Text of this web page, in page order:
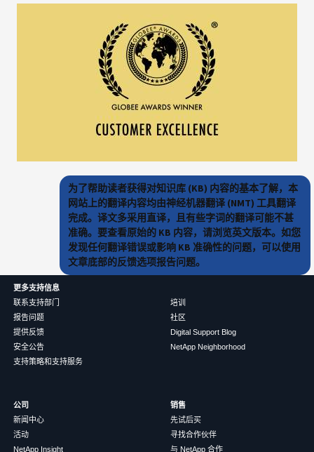
为了帮助读者获得对知识库 (KB) 内容的基本了解，本
网站上的翻译内容均由神经机器翻译 (NMT) 工具翻译
完成。译文多采用直译，且有些字词的翻译可能不甚
准确。要查看原始的 KB 内容，请浏览英文版本。如您
发现任何翻译错误或影响 KB 准确性的问题，可以使用
文章底部的反馈选项报告问题。
更多支持信息
联系支持部门
报告问题
提供反馈
安全公告
支持策略和支持服务
培训
社区
Digital Support Blog
NetApp Neighborhood
公司
新闻中心
活动
NetApp Insight
销售
先试后买
寻找合作伙伴
与 NetApp 合作